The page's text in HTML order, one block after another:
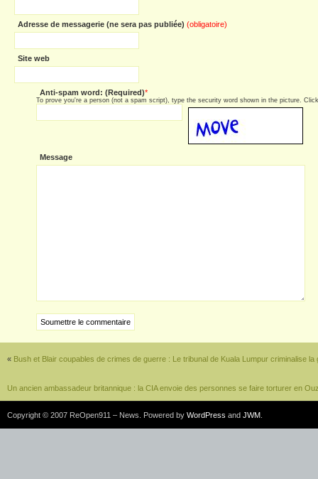
Adresse de messagerie (ne sera pas publiée) (obligatoire)
Site web
Anti-spam word: (Required)*
To prove you're a person (not a spam script), type the security word shown in the picture.
Message
« Bush et Blair coupables de crimes de guerre : Le tribunal de Kuala Lumpur criminalise la
Un ancien ambassadeur britannique : la CIA envoie des personnes se faire torturer en
Copyright © 2007 ReOpen911 – News. Powered by WordPress and JWM